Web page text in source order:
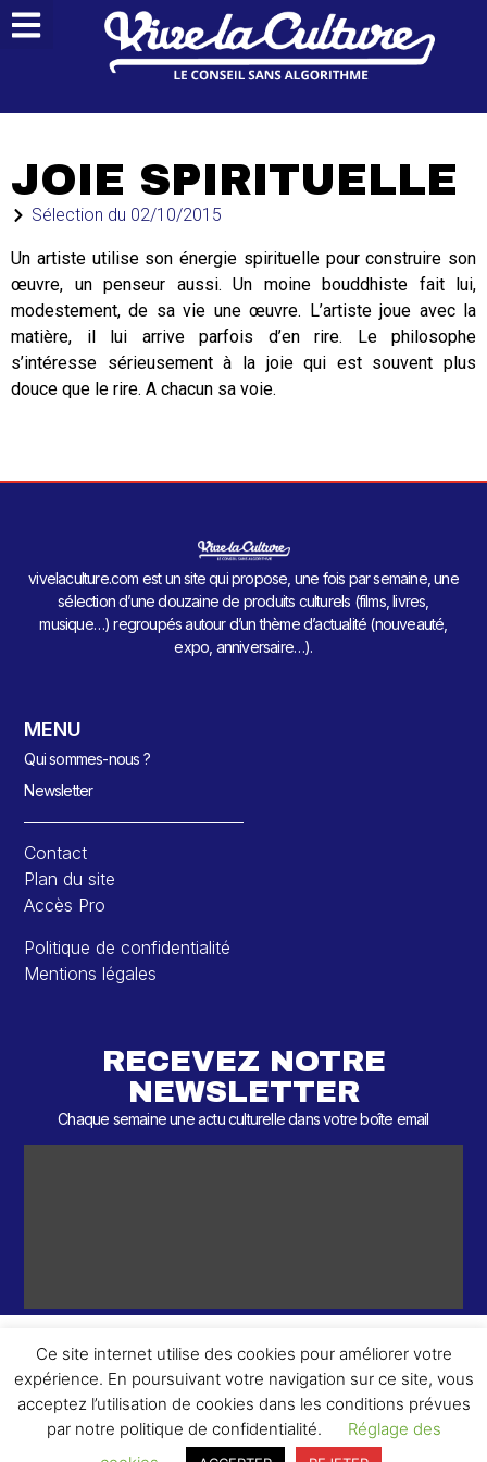
JOIE SPIRITUELLE
Sélection du 02/10/2015
Un artiste utilise son énergie spirituelle pour construire son
œuvre, un penseur aussi. Un moine bouddhiste fait lui,
modestement, de sa vie une œuvre. L’artiste joue avec la
matière, il lui arrive parfois d’en rire. Le philosophe
s’intéresse sérieusement à la joie qui est souvent plus
douce que le rire. A chacun sa voie.
vivelaculture.com est un site qui propose, une fois par semaine, une
sélection d’une douzaine de produits culturels (films, livres,
musique…) regroupés autour d’un thème d’actualité (nouveauté,
expo, anniversaire…).
MENU
Qui sommes-nous ?
Newsletter
Contact
Plan du site
Accès Pro
Politique de confidentialité
Mentions légales
RECEVEZ NOTRE
NEWSLETTER
Chaque semaine une actu culturelle dans votre boîte email
© 2026 – 2 ème Round – Tous droits réservés.
Ce site internet utilise des cookies pour améliorer votre
expérience. En poursuivant votre navigation sur ce site, vous
acceptez l’utilisation de cookies dans les conditions prévues
par notre politique de confidentialité.
Réglage des